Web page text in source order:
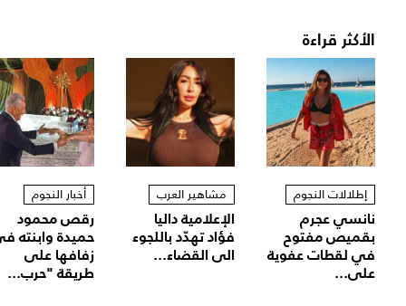
الأكثر قراءة
إطلالات النجوم
نانسي عجرم
بقميص مفتوح
في لقطات عفوية
على...
مشاهير العرب
الإعلامية داليا
فؤاد تهدّد باللجوء
الى القضاء...
أخبار النجوم
رقص محمود
حميدة وابنته
زفافها على
طريقة "حرب...